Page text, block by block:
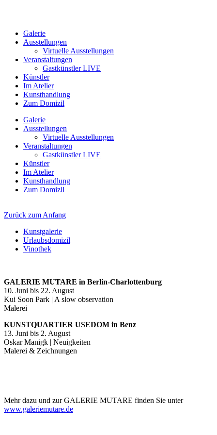
Galerie
Ausstellungen
Virtuelle Ausstellungen
Veranstaltungen
Gastkünstler LIVE
Künstler
Im Atelier
Kunsthandlung
Zum Domizil
Galerie
Ausstellungen
Virtuelle Ausstellungen
Veranstaltungen
Gastkünstler LIVE
Künstler
Im Atelier
Kunsthandlung
Zum Domizil
Zurück zum Anfang
Kunstgalerie
Urlaubsdomizil
Vinothek
GALERIE MUTARE in Berlin-Charlottenburg
10. Juni bis 22. August
Kui Soon Park | A slow observation
Malerei
KUNSTQUARTIER USEDOM in Benz
13. Juni bis 2. August
Oskar Manigk | Neuigkeiten
Malerei & Zeichnungen
Mehr dazu und zur GALERIE MUTARE finden Sie unter
www.galeriemutare.de